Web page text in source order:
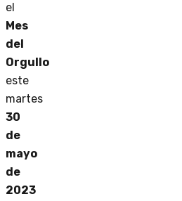
el
Mes
del
Orgullo
este
martes
30
de
mayo
de
2023